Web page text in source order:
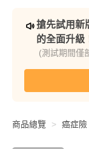
搶先試用新
的全面升級
(測試期間僅
商品總覽 癌症險